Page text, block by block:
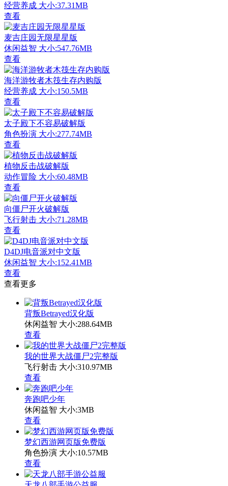
经营养成 大小:37.31MB
查看
麦吉庄园无限星星版
休闲益智 大小:547.76MB
查看
海洋游牧者木筏生存内购版
经营养成 大小:150.5MB
查看
太子殿下不容易破解版
角色扮演 大小:277.74MB
查看
植物反击战破解版
动作冒险 大小:60.48MB
查看
向僵尸开火破解版
飞行射击 大小:71.28MB
查看
D4DJ电音派对中文版
休闲益智 大小:152.41MB
查看
查看更多
背叛Betrayed汉化版
休闲益智 大小:288.64MB
查看
我的世界大战僵尸2完整版
飞行射击 大小:310.97MB
查看
奔跑吧少年
休闲益智 大小:3MB
查看
梦幻西游网页版免费版
角色扮演 大小:10.57MB
查看